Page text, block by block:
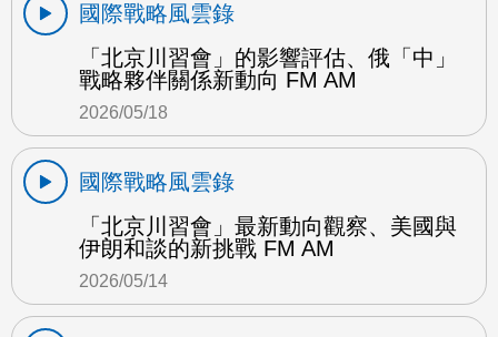
國際戰略風雲錄
「北京川習會」的影響評估、俄「中」
戰略夥伴關係新動向 FM AM
2026/05/18
國際戰略風雲錄
「北京川習會」最新動向觀察、美國與
伊朗和談的新挑戰 FM AM
2026/05/14